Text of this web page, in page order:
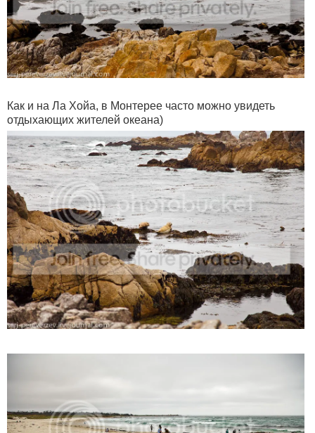
Как и на Ла Хойа, в Монтерее часто можно увидеть
отдыхающих жителей океана)